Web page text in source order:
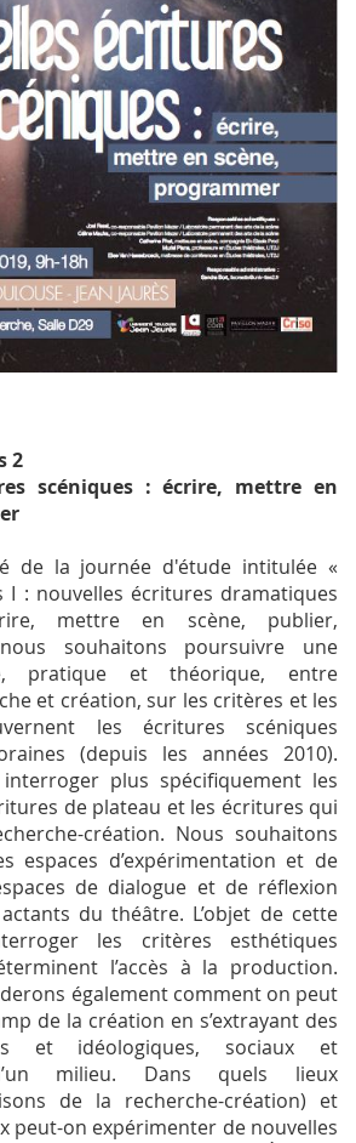
2
scéniques : écrire, mettre en
de la journée d'étude intitulée «
I : nouvelles écritures dramatiques
mettre en scène, publier,
souhaitons poursuivre une
pratique et théorique, entre
et création, sur les critères et les
les écritures scéniques
(depuis les années 2010).
plus spécifiquement les
de plateau et les écritures qui
création. Nous souhaitons
espaces d’expérimentation et de
de dialogue et de réflexion
du théâtre. L’objet de cette
les critères esthétiques
l’accès à la production.
également comment on peut
de la création en s’extrayant des
et idéologiques, sociaux et
milieu. Dans quels lieux
de la recherche-création) et
peut-on expérimenter de nouvelles